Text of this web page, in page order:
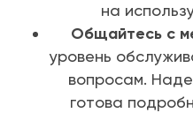
на
Общайтесь с
уровень
вопросам.
готова